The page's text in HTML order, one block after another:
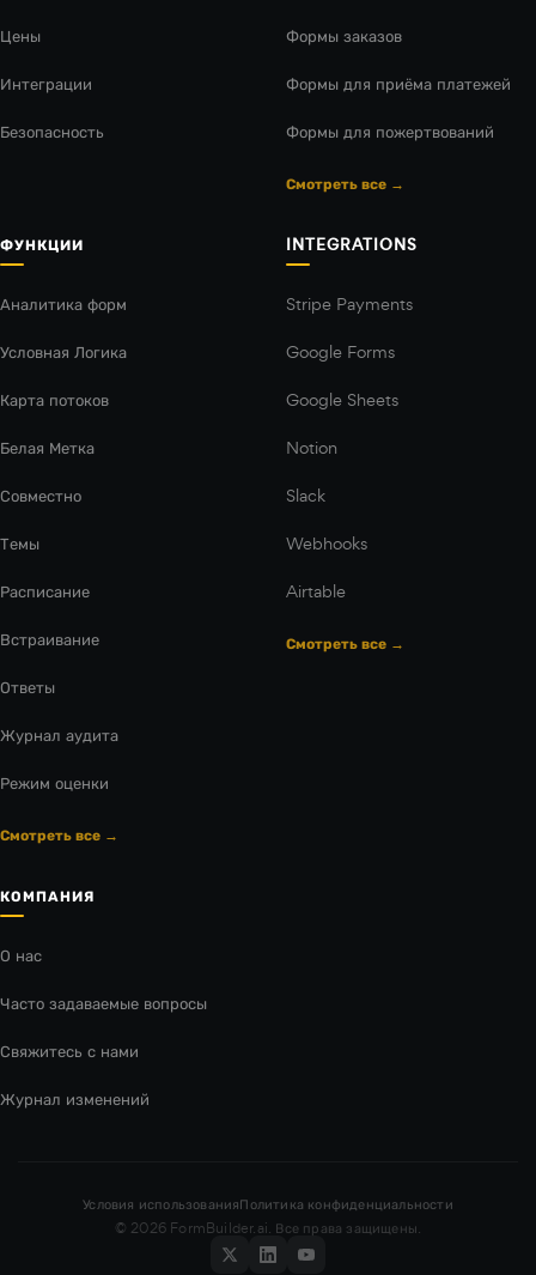
Цены
Интеграции
Безопасность
Формы заказов
Формы для приёма платежей
Формы для пожертвований
Смотреть все →
ФУНКЦИИ
Аналитика форм
Условная Логика
Карта потоков
Белая Метка
Совместно
Темы
Расписание
Встраивание
Ответы
Журнал аудита
Режим оценки
Смотреть все →
INTEGRATIONS
Stripe Payments
Google Forms
Google Sheets
Notion
Slack
Webhooks
Airtable
Смотреть все →
КОМПАНИЯ
О нас
Часто задаваемые вопросы
Свяжитесь с нами
Журнал изменений
Условия использованияПолитика конфиденциальности
© 2026 FormBuilder.ai. Все права защищены.